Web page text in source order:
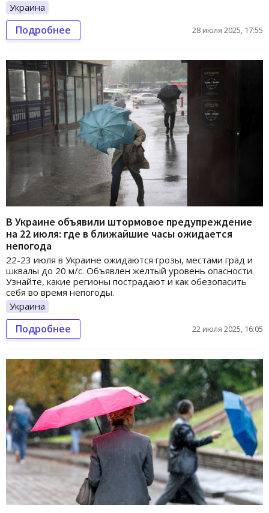
Украина
Подробнее 28 июля 2025, 17:55
В Украине объявили штормовое предупреждение
на 22 июля: где в ближайшие часы ожидается
непогода
22-23 июля в Украине ожидаются грозы, местами град и
шквалы до 20 м/с. Объявлен желтый уровень опасности.
Узнайте, какие регионы пострадают и как обезопасить
себя во время непогоды.
Украина
Подробнее 22 июля 2025, 16:05